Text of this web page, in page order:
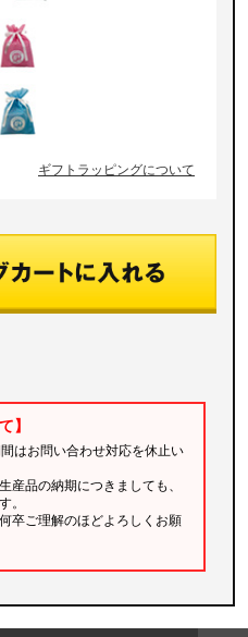
ギフトラッピングについて
】
はお問い合わせ対応を休止い
産品の納期につきましても、
。
卒ご理解のほどよろしくお願